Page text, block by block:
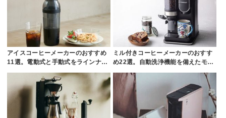
アイスコーヒーメーカーのおすすめ
11選。電動式と手動式をラインナ…
ミル付きコーヒーメーカーのおすす
め22選。自動洗浄機能を備えたモ…